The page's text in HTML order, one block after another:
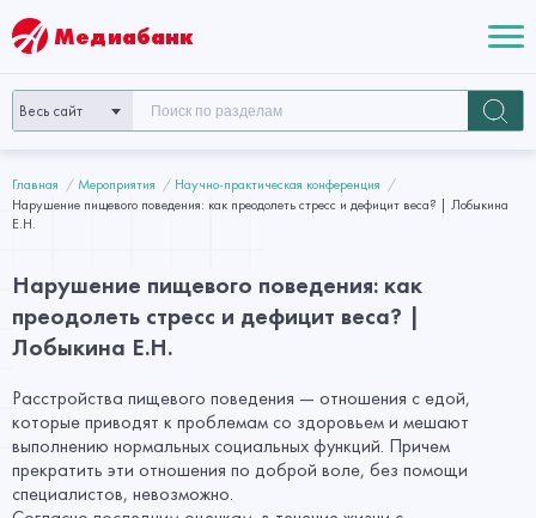
Медиабанк
Весь сайт
Главная Мероприятия
Научно-практическая конференция
Нарушение пищевого поведения: как преодолеть стресс и дефицит веса? | Лобыкина
Е.Н.
Нарушение пищевого поведения: как
преодолеть стресс и дефицит веса? |
Лобыкина Е.Н.
Расстройства пищевого поведения — отношения с едой,
которые приводят к проблемам со здоровьем и мешают
выполнению нормальных социальных функций. Причем
прекратить эти отношения по доброй воле, без помощи
специалистов, невозможно.